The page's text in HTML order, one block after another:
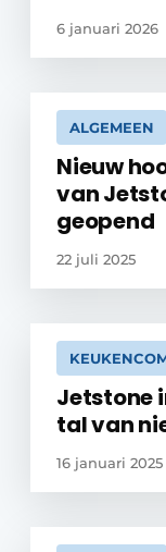
6 januari 2026
ALGEMEEN
Nieuw
van
geopend
22 juli 2025
Jetstone
tal van
16 januari 2025